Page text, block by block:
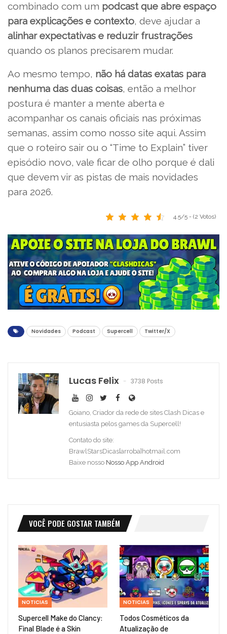
combinado com um podcast que abre espaço
para explicações e contexto, deve ajudar a
alinhar expectativas e reduzir frustrações
quando os planos precisarem mudar.
Ao mesmo tempo, não há datas exatas para
nenhuma das duas coisas, então a melhor
postura é manter a mente aberta e
acompanhar os canais oficiais nas próximas
semanas, assim como nosso site aqui. Assim
que o roteiro sair ou o “Time to Explain” tiver
episódio novo, vale ficar de olho porque é dali
que devem vir as pistas de mais novidades
para 2026.
4.5/5 - (2 Votos)
Novidades Podcast Supercell Twitter/X
Lucas Felix 3738 Posts
Goiano, Criador da rede de sites Clash Dicas e
entusiasta pelos games da Supercell!
Contato do site:
BrawlStarsDicas[arroba]hotmail.com
Baixe nosso Nosso App Android
VOCÊ PODE GOSTAR TAMBÉM
NOTICIAS
Supercell Make do Clancy:
Final Blade é a Skin
NOTICIAS
Todos Cosméticos da
Atualização de